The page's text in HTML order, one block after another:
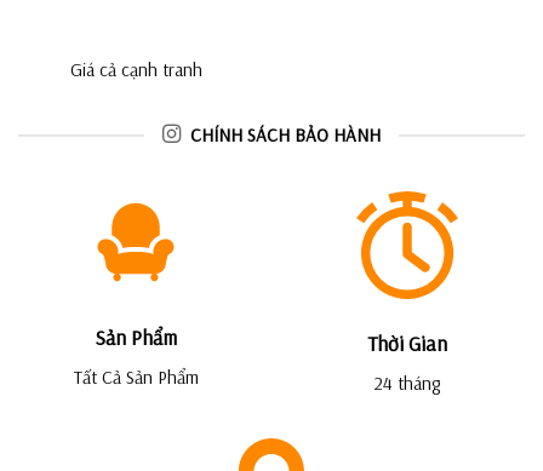
Giá cả cạnh tranh
CHÍNH SÁCH BẢO HÀNH
Sản Phẩm
Tất Cả Sản Phẩm
Thời Gian
24 tháng